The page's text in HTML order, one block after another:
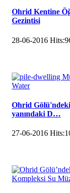
Ohrid Kentine
Gezintisi
28-06-2016 Hits:
Ohrid
yanındaki D…
27-06-2016 Hits: